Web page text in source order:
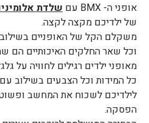
אופני ה- BMX עם שלדת
של ילדיכם מקצה לקצה.
משקלם הקל של האופניים בשילוב
מאופני ילדים רגילים לחוויה על
כל המידות וכל הצבעים בשילוב
לילדיכם לשכוח את המחשב
הפסקה.